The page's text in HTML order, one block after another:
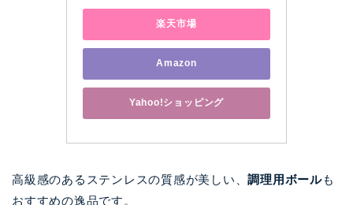
楽天市場
Amazon
Yahoo!ショッピング
高級感のあるステンレスの質感が美しい、調理用ボールも
おすすめの逸品です。